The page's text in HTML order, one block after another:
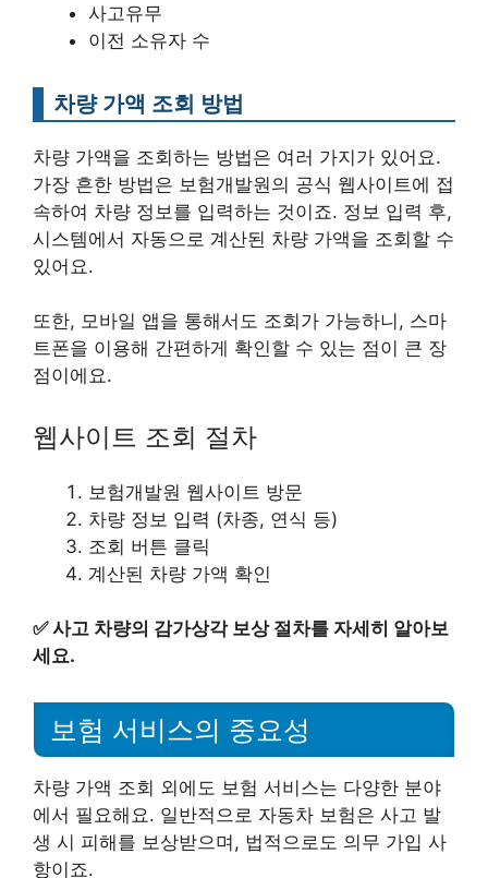
사고유무
이전 소유자 수
차량 가액 조회 방법
차량 가액을 조회하는 방법은 여러 가지가 있어요.
가장 흔한 방법은 보험개발원의 공식 웹사이트에 접
속하여 차량 정보를 입력하는 것이죠. 정보 입력 후,
시스템에서 자동으로 계산된 차량 가액을 조회할 수
있어요.
또한, 모바일 앱을 통해서도 조회가 가능하니, 스마
트폰을 이용해 간편하게 확인할 수 있는 점이 큰 장
점이에요.
웹사이트 조회 절차
보험개발원 웹사이트 방문
차량 정보 입력 (차종, 연식 등)
조회 버튼 클릭
계산된 차량 가액 확인
✅사고 차량의 감가상각 보상 절차를 자세히 알아보
세요.
보험 서비스의 중요성
차량 가액 조회 외에도 보험 서비스는 다양한 분야
에서 필요해요. 일반적으로 자동차 보험은 사고 발
생 시 피해를 보상받으며, 법적으로도 의무 가입 사
항이죠.